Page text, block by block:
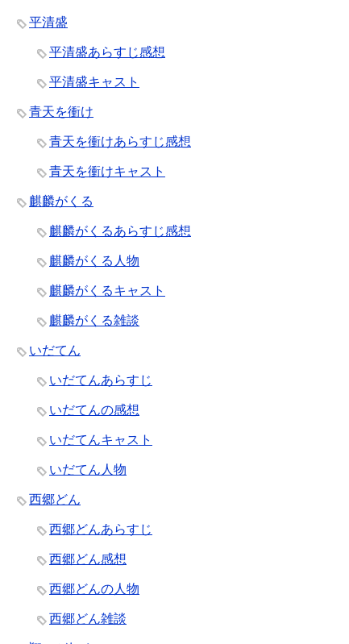
平清盛
平清盛あらすじ感想
平清盛キャスト
青天を衝け
青天を衝けあらすじ感想
青天を衝けキャスト
麒麟がくる
麒麟がくるあらすじ感想
麒麟がくる人物
麒麟がくるキャスト
麒麟がくる雑談
いだてん
いだてんあらすじ
いだてんの感想
いだてんキャスト
いだてん人物
西郷どん
西郷どんあらすじ
西郷どん感想
西郷どんの人物
西郷どん雑談